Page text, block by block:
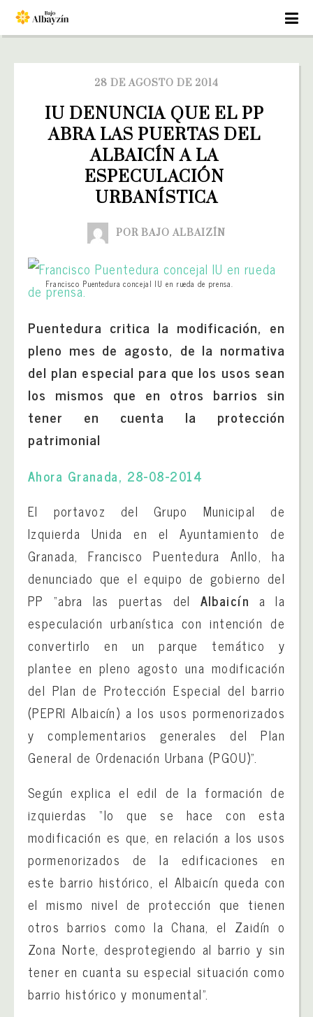
28 DE AGOSTO DE 2014
IU DENUNCIA QUE EL PP
ABRA LAS PUERTAS DEL
ALBAICÍN A LA
ESPECULACIÓN
URBANÍSTICA
POR BAJO ALBAIZÍN
Francisco Puentedura concejal IU en rueda de prensa.
Puentedura critica la modificación, en
pleno mes de agosto, de la normativa
del plan especial para que los usos sean
los mismos que en otros barrios sin
tener en cuenta la protección
patrimonial
Ahora Granada, 28-08-2014
El portavoz del Grupo Municipal de
Izquierda Unida en el Ayuntamiento de
Granada, Francisco Puentedura Anllo, ha
denunciado que el equipo de gobierno del
PP “abra las puertas del Albaicín a la
especulación urbanística con intención de
convertirlo en un parque temático y
plantee en pleno agosto una modificación
del Plan de Protección Especial del barrio
(PEPRI Albaicín) a los usos pormenorizados
y complementarios generales del Plan
General de Ordenación Urbana (PGOU)”.
Según explica el edil de la formación de
izquierdas “lo que se hace con esta
modificación es que, en relación a los usos
pormenorizados de la edificaciones en
este barrio histórico, el Albaicín queda con
el mismo nivel de protección que tienen
otros barrios como la Chana, el Zaidín o
Zona Norte, desprotegiendo al barrio y sin
tener en cuanta su especial situación como
barrio histórico y monumental”.